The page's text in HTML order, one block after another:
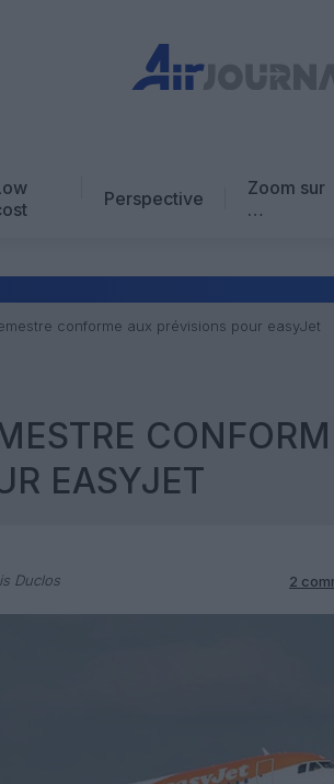
Perspective
Zoom sur
…
Avis
conforme aux prévisions pour easyJet
EASYJET
Duclos 2